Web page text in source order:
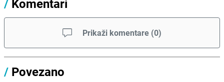
/ Komentari
Prikaži komentare (0)
/ Povezano